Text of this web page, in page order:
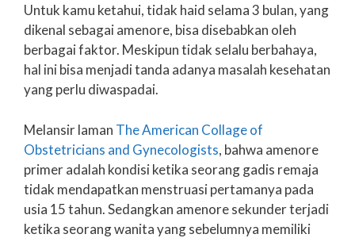
Untuk kamu ketahui, tidak haid selama 3 bulan, yang
dikenal sebagai amenore, bisa disebabkan oleh
berbagai faktor. Meskipun tidak selalu berbahaya,
hal ini bisa menjadi tanda adanya masalah kesehatan
yang perlu diwaspadai.
Melansir laman The American Collage of
Obstetricians and Gynecologists, bahwa amenore
primer adalah kondisi ketika seorang gadis remaja
tidak mendapatkan menstruasi pertamanya pada
usia 15 tahun. Sedangkan amenore sekunder terjadi
ketika seorang wanita yang sebelumnya memiliki